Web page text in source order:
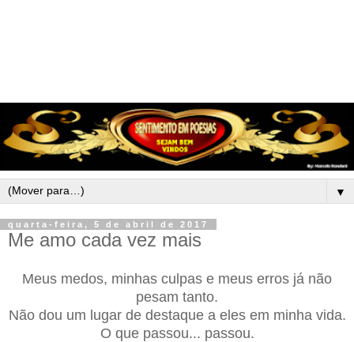
▼
quarta-feira, 5 de abril de 2017
Me amo cada vez mais
Meus medos, minhas culpas e meus erros já não
pesam tanto.
Não dou um lugar de destaque a eles em minha vida.
O que passou... passou.